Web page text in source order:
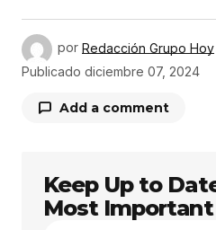
por Redacción Grupo Hoy
Publicado diciembre 07, 2024
Add a comment
Tu dirección de correo
publicada. Los campos
marcados con *
Keep Up to
Most